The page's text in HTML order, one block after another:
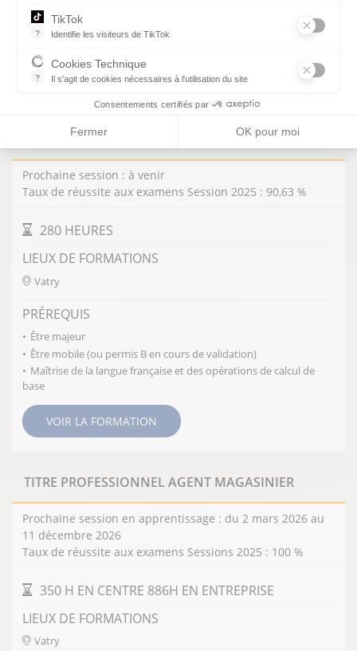
?
TikTok
Identifie les visiteurs de TikTok
?
Cookies Technique
Il s'agit de cookies nécessaires à l'utilisation du site
Consentements certifiés par
Fermer OK pour moi
Être titulaire au minimum d'un diplôme de niveau 3 (CAP, BEP)
VOIR LA FORMATION
TITRE PROFESSIONNEL PRÉPARATEUR DE
COMMANDES EN ENTREPÔT
Prochaine session : à venir
Taux de réussite aux examens Session 2025 : 90,63 %
DURÉE DE LA FORMATION
280 HEURES
LIEUX DE FORMATIONS
Vatry
PRÉREQUIS
Être majeur
Être mobile (ou permis B en cours de validation)
Maîtrise de la langue française et des opérations de calcul de
base
VOIR LA FORMATION
TITRE PROFESSIONNEL AGENT MAGASINIER
Prochaine session en apprentissage : du 2 mars 2026 au
11 décembre 2026
Taux de réussite aux examens Sessions 2025 : 100 %
DURÉE DE LA FORMATION
350 H EN CENTRE 886H EN ENTREPRISE
LIEUX DE FORMATIONS
Vatry